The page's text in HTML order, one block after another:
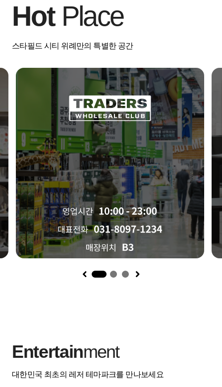
HotPlace
스타필드 시티 위례만의 특별한 공간
1
Entertainment
대한민국 최초의 레저 테마파크를 만나보세요